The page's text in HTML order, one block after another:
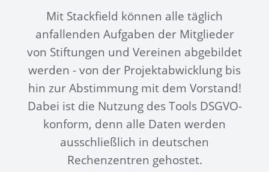
Mit Stackfield können alle täglich
anfallenden Aufgaben der Mitglieder
von Stiftungen und Vereinen abgebildet
werden - von der Projektabwicklung bis
hin zur Abstimmung mit dem Vorstand!
Dabei ist die Nutzung des Tools DSGVO-
konform, denn alle Daten werden
ausschließlich in deutschen
Rechenzentren gehostet.